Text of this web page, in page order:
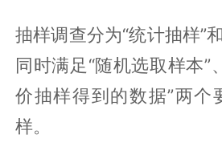
抽样调查分为“统计抽样”
同时满足“随机选取样本”
价抽样得到的数据”两个
样。